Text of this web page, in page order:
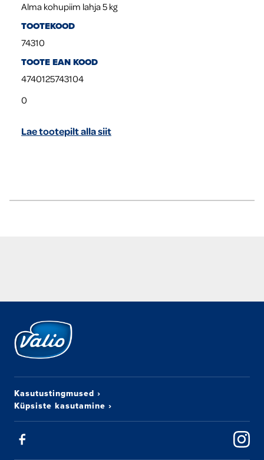
Alma kohupiim lahja 5 kg
TOOTEKOOD
74310
TOOTE EAN KOOD
4740125743104
0
Lae tootepilt alla siit
Kasutustingmused ›
Küpsiste kasutamine ›